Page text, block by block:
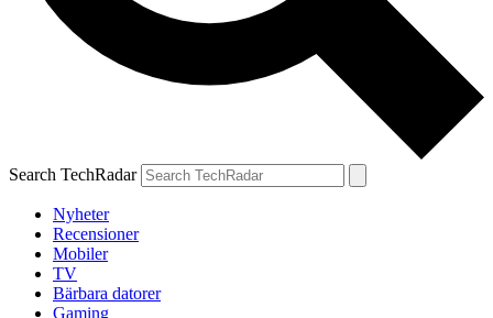
Search TechRadar
Nyheter
Recensioner
Mobiler
TV
Bärbara datorer
Gaming